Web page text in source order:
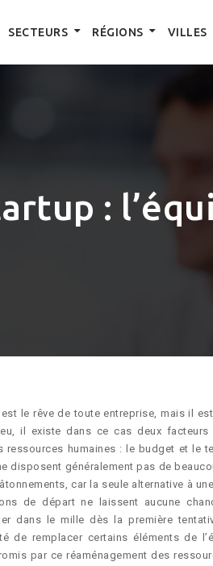
SECTEURS RÉGIONS VILLES
:
le rêve de toute entreprise, mais il
il existe dans ce cas deux
ressources humaines : le budget et
disposent généralement pas de
car la seule alternative à
de départ ne laissent aucune
dans le mille dès la première
de remplacer certains éléments de
par ce réaménagement des